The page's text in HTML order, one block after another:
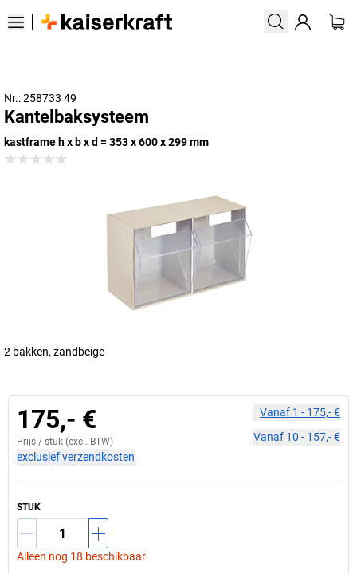
Nr.: 258733 49
Kantelbaksysteem
kastframe h x b x d = 353 x 600 x 299 mm
2 bakken, zandbeige
175,- €
Prijs / stuk (excl. BTW)
exclusief verzendkosten
Vanaf 1 - 175,- €
Vanaf 10 - 157,- €
STUK
Alleen nog 18 beschikbaar